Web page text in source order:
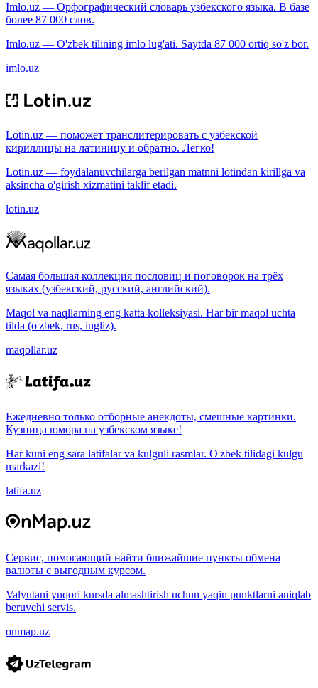
Imlo.uz — Орфографический словарь узбекского языка. В базе
более 87 000 слов.
Imlo.uz — O'zbek tilining imlo lug'ati. Saytda 87 000 ortiq so'z bor.
imlo.uz
Lotin.uz — поможет транслитерировать с узбекской
кириллицы на латиницу и обратно. Легко!
Lotin.uz — foydalanuvchilarga berilgan matnni lotindan kirillga va
aksincha o'girish xizmatini taklif etadi.
lotin.uz
Самая большая коллекция пословиц и поговорок на трёх
языках (узбекский, русский, английский).
Maqol va naqllarning eng katta kolleksiyasi. Har bir maqol uchta
tilda (o'zbek, rus, ingliz).
maqollar.uz
Ежедневно только отборные анекдоты, смешные картинки.
Кузница юмора на узбекском языке!
Har kuni eng sara latifalar va kulguli rasmlar. O'zbek tilidagi kulgu
markazi!
latifa.uz
Сервис, помогающий найти ближайшие пункты обмена
валюты с выгодным курсом.
Valyutani yuqori kursda almashtirish uchun yaqin punktlarni aniqlab
beruvchi servis.
onmap.uz